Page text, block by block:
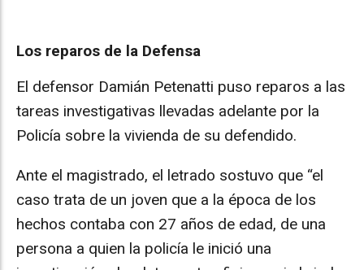
Los reparos de la Defensa
El defensor Damián Petenatti puso reparos a las
tareas investigativas llevadas adelante por la
Policía sobre la vivienda de su defendido.
Ante el magistrado, el letrado sostuvo que “el
caso trata de un joven que a la época de los
hechos contaba con 27 años de edad, de una
persona a quien la policía le inició una